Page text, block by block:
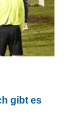
gibt es